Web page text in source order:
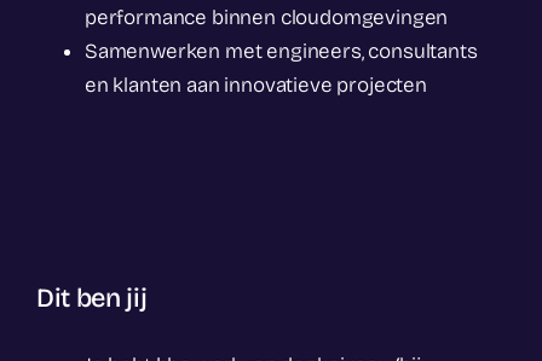
performance binnen cloudomgevingen
Samenwerken met engineers, consultants
en klanten aan innovatieve projecten
Dit ben jij